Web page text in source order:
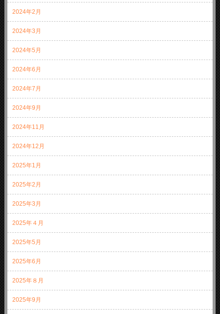
2024年2月
2024年3月
2024年5月
2024年6月
2024年7月
2024年9月
2024年11月
2024年12月
2025年1月
2025年2月
2025年3月
2025年４月
2025年5月
2025年6月
2025年８月
2025年9月